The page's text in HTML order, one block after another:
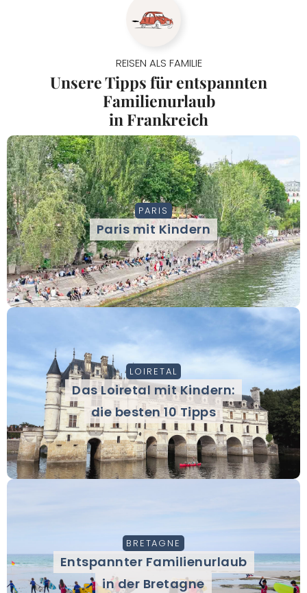
REISEN ALS FAMILIE
Unsere Tipps für entspannten
Familienurlaub
in Frankreich
PARIS
Paris mit Kindern
LOIRETAL
Das Loiretal mit Kindern:
die besten 10 Tipps
BRETAGNE
Entspannter Familienurlaub
in der Bretagne